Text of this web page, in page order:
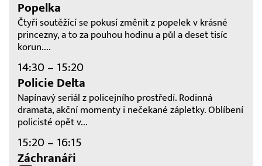
Popelka
Čtyři soutěžící se pokusí změnit z popelek v krásné
princezny, a to za pouhou hodinu a půl a deset tisíc
korun....
14:30 – 15:20
Policie Delta
Napínavý seriál z policejního prostředí. Rodinná
dramata, akční momenty i nečekané zápletky. Oblíbení
policisté opět v...
15:20 – 16:15
Záchranáři